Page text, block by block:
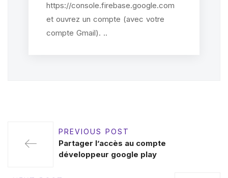
https://console.firebase.google.com
et ouvrez un compte (avec votre
compte Gmail). ..
PREVIOUS POST
Partager l’accès au compte
développeur google play